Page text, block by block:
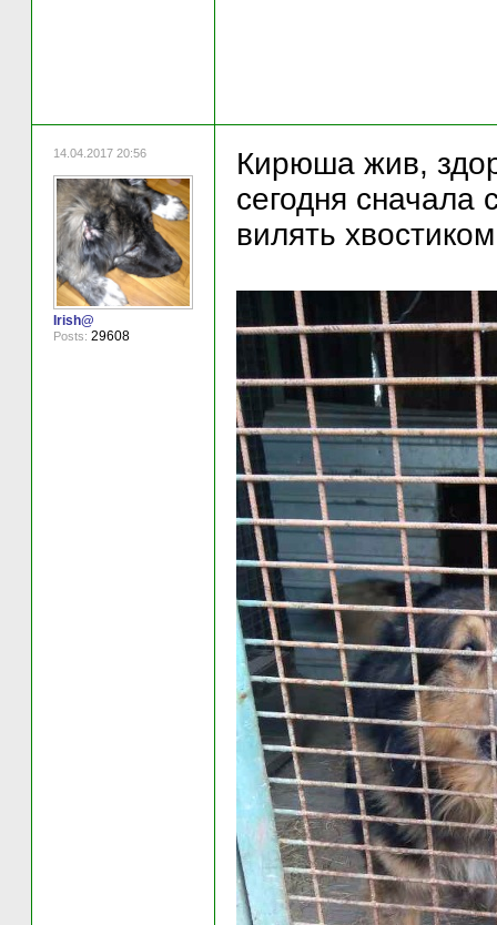
14.04.2017 20:56
Irish@
Posts: 29608
Кирюша жив,
сегодня сначала
вилять